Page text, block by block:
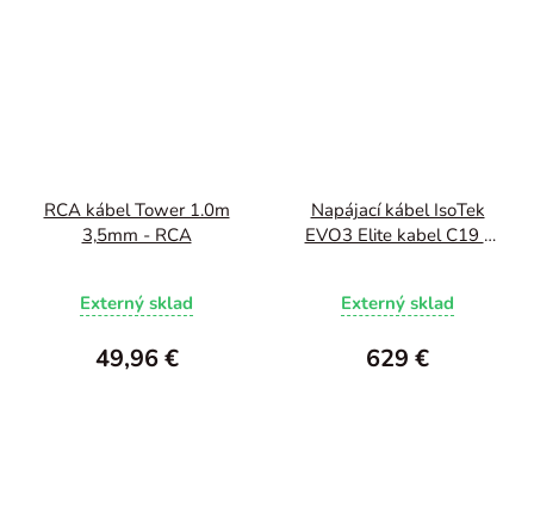
RCA kábel Tower 1.0m
3,5mm - RCA
Externý sklad
49,96 €
Napájací kábel IsoTek
EVO3 Elite kabel C19 -
Externý sklad
629 €